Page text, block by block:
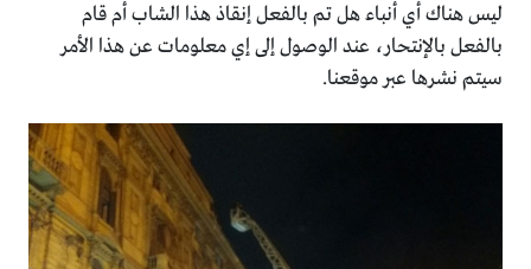
ليس هناك أي أنباء هل تم بالفعل إنقاذ هذا الشاب أم قام
بالفعل بالإنتحار، عند الوصول إلى إي معلومات عن هذا الأمر
سيتم نشرها عبر موقعنا.